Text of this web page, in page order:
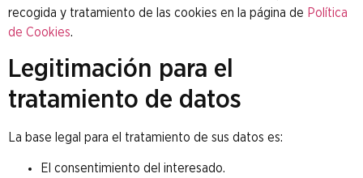
recogida y tratamiento de las cookies en la página de Política
de Cookies.
Legitimación para el
tratamiento de datos
La base legal para el tratamiento de sus datos es:
El consentimiento del interesado.